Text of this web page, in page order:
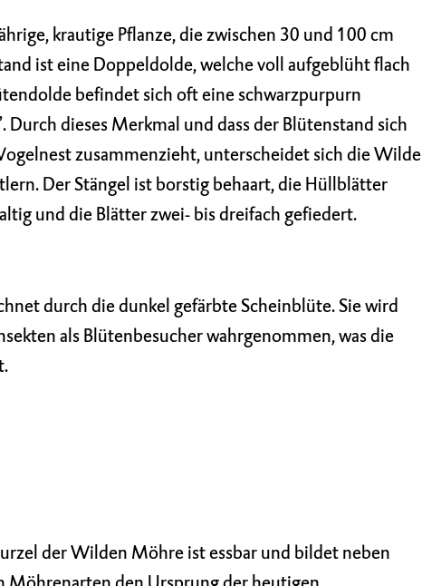
krautige Pflanze, die zwischen 30 und 100 cm
ist eine Doppeldolde, welche voll aufgeblüht flach
befindet sich oft eine schwarzpurpurn
dieses Merkmal und dass der Blütenstand sich
zusammenzieht, unterscheidet sich die Wilde
Der Stängel ist borstig behaart, die Hüllblätter
und die Blätter zwei- bis dreifach gefiedert.
durch die dunkel gefärbte Scheinblüte. Sie wird
als Blütenbesucher wahrgenommen, was die
der Wilden Möhre ist essbar und bildet neben